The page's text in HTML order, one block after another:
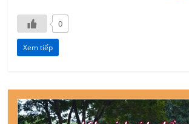
0
Xem tiếp